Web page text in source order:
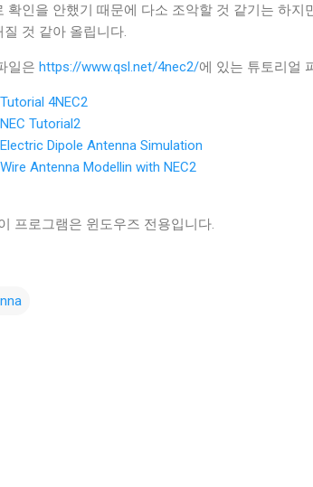
확인을 안했기 때문에 다소 조악할 것 같기는 하
질 것 같아 올립니다.
일은 https://www.qsl.net/4nec2/에 있는 튜토리얼
Tutorial 4NEC2
NEC Tutorial2
Electric Dipole Antenna Simulation
Wire Antenna Modellin with NEC2
프로그램은 윈도우즈 전용입니다.